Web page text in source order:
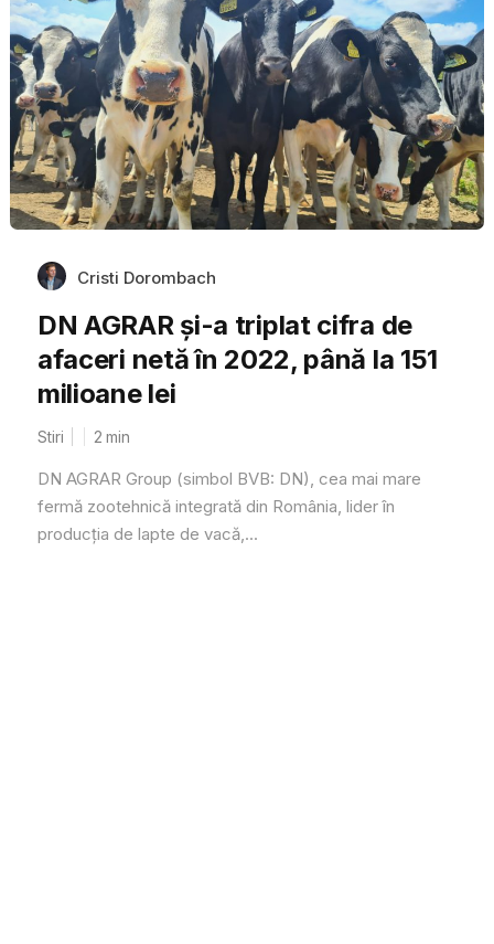
Cristi Dorombach
DN AGRAR și-a triplat cifra de
afaceri netă în 2022, până la 151
milioane lei
Stiri 2 min
DN AGRAR Group (simbol BVB: DN), cea mai mare
fermă zootehnică integrată din România, lider în
producţia de lapte de vacă,...